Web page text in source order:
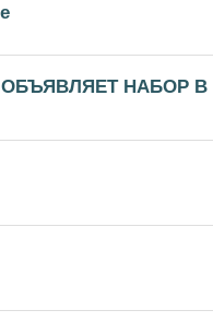
НАБОР В